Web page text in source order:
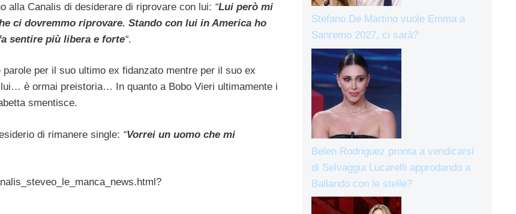
alla Canalis di desiderare di riprovare con lui: “Lui però mi
ci dovremmo riprovare. Stando con lui in America ho
sentire più libera e forte“.
per il suo ultimo ex fidanzato mentre per il suo ex
è ormai preistoria… In quanto a Bobo Vieri ultimamente i
smentisce.
di rimanere single: “Vorrei un uomo che mi
Stefano De Martino vuole Emma a
Sanremo 2027, ci sarà?
Belen Rodriguez pronta a vendicarsi
di Selvaggia Lucarelli approdando a
Ballando con le stelle?